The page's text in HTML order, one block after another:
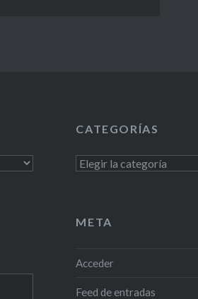
CATEGORÍAS
Categorías
META
Acceder
Feed de entradas